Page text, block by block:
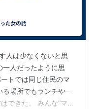
人は少なくないと思
一人だったように思
トでは同じ住民のマ
る場所でもランチや一
できた。 みんな”ママ